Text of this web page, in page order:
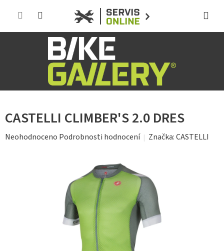
CASTELLI CLIMBER'S 2.0 DRES
Průměrné
Neohodnoceno Podrobnosti hodnocení Značka:CASTELLI